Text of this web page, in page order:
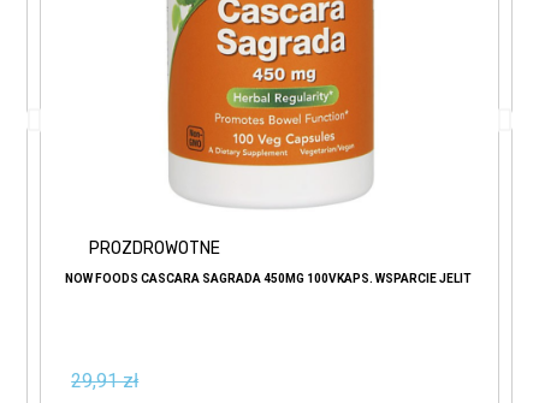
PROZDROWOTNE
NOW FOODS CASCARA SAGRADA 450MG 100VKAPS. WSPARCIE JELIT
29,91 zł